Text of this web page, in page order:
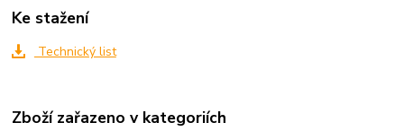
Ke stažení
Technický list
Zboží zařazeno v kategoriích